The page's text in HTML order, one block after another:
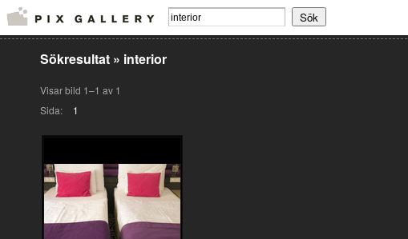
Sökresultat » interior
Visar bild 1–1 av 1
Sida:
1